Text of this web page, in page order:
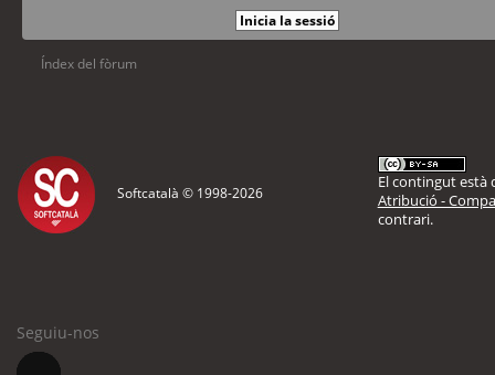
Índex del fòrum
Softcatalà © 1998-2026
El contingut està
Atribució -
contrari.
Seguiu-nos